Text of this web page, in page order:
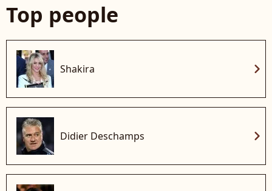
Top people
Shakira chevron_right
Didier Deschamps chevron_right